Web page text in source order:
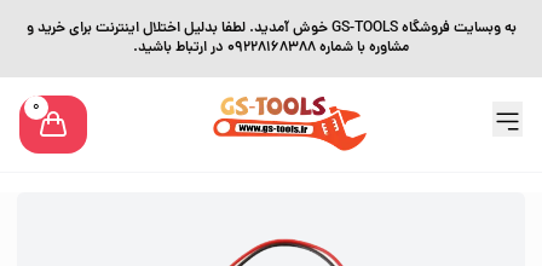
به وبسایت فروشگاه GS-TOOLS خوش آمدید. لطفا بدلیل اختلال اینترنت برای خرید و
مشاوره با شماره 09228168388 در ارتباط باشید.
0